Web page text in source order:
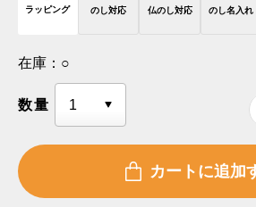
ラッピング のし対応 仏のし対応 のし名入れ
在庫： ○
数量